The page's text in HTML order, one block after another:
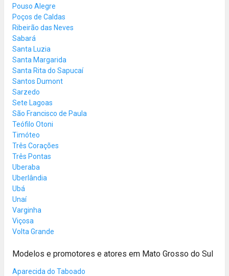
Pouso Alegre
Poços de Caldas
Ribeirão das Neves
Sabará
Santa Luzia
Santa Margarida
Santa Rita do Sapucaí
Santos Dumont
Sarzedo
Sete Lagoas
São Francisco de Paula
Teófilo Otoni
Timóteo
Três Corações
Três Pontas
Uberaba
Uberlândia
Ubá
Unaí
Varginha
Viçosa
Volta Grande
Modelos e promotores e atores em Mato Grosso do Sul
Aparecida do Taboado